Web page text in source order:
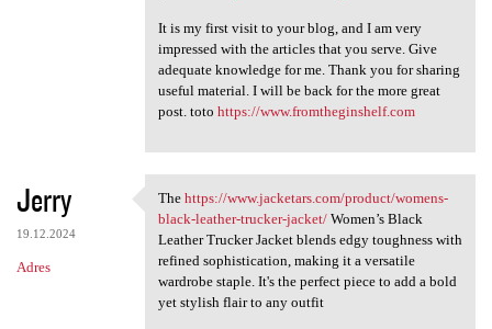
It is my first visit to your blog, and I am very
impressed with the articles that you serve. Give
adequate knowledge for me. Thank you for sharing
useful material. I will be back for the more great
post. toto https://www.fromtheginshelf.com
Jerry
19.12.2024
Adres
The https://www.jacketars.com
The https://www.jacketars.com/product/womens-
black-leather-trucker-jacket/Women’s Black
Leather Trucker Jacket blends edgy toughness with
refined sophistication, making it a versatile
wardrobe staple. It's the perfect piece to add a bold
yet stylish flair to any outfit